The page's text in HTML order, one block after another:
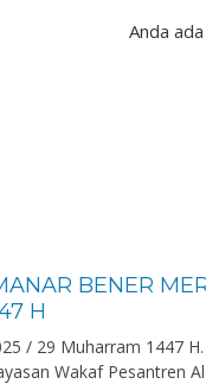
Anda
BENER
H
/ 29 Muharram 1447
Wakaf Pesantren